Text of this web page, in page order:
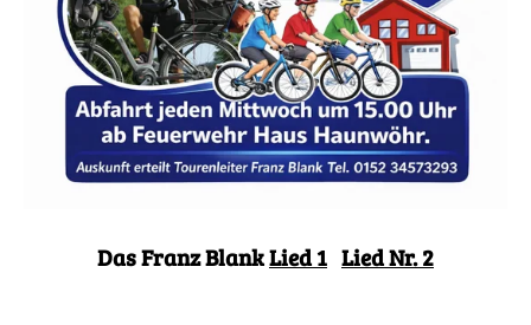
Das Franz BlankLied 1 Lied Nr. 2